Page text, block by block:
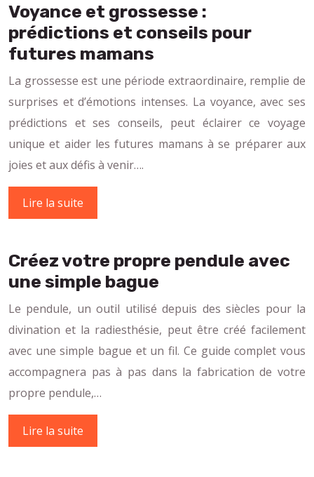
Voyance et grossesse :
prédictions et conseils pour
futures mamans
La grossesse est une période extraordinaire, remplie de
surprises et d’émotions intenses. La voyance, avec ses
prédictions et ses conseils, peut éclairer ce voyage
unique et aider les futures mamans à se préparer aux
joies et aux défis à venir….
Lire la suite
Créez votre propre pendule avec
une simple bague
Le pendule, un outil utilisé depuis des siècles pour la
divination et la radiesthésie, peut être créé facilement
avec une simple bague et un fil. Ce guide complet vous
accompagnera pas à pas dans la fabrication de votre
propre pendule,…
Lire la suite